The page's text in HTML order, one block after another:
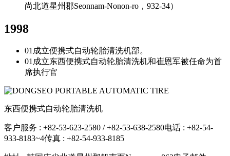
尚北道星州郡Seonnam-Nonon-ro，932-34）
1998
01成立便携式自动轮胎清洗机部。
01成立东西便携式自动轮胎清洗机和崔恩军被任命为首
席执行官
东西便携式自动轮胎清洗机
客户服务 : +82-53-623-2580 / +82-53-638-2580电话 : +82-54-
933-8183~4传真 : +82-54-933-8185